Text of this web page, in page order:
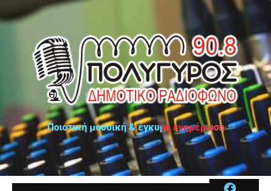
Ποιοτική μουσική & έγκυρη ενημέρωση